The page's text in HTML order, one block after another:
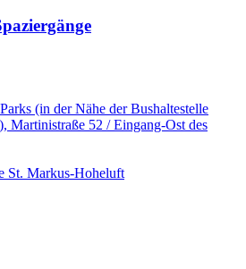
(in der Nähe der Bushaltestelle
Martinistraße 52 / Eingang-Ost des
St. Markus-Hoheluft